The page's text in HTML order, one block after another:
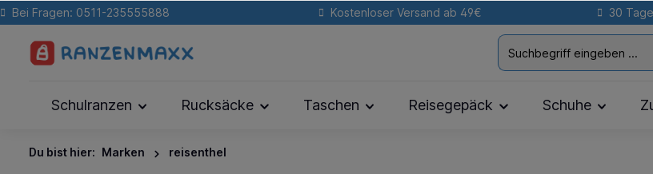
Bei Fragen: 0511-235555888 Kostenloser Versand ab 49€ 30
Schulranzen Rucksäcke Taschen Reisegepäck Schuhe
Du bist hier: Marken reisenthel